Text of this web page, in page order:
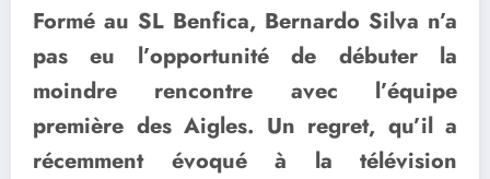
Formé au SL Benfica, Bernardo Silva n’a
pas eu l’opportunité de débuter la
moindre rencontre avec l’équipe
première des Aigles. Un regret, qu’il a
récemment évoqué à la télévision